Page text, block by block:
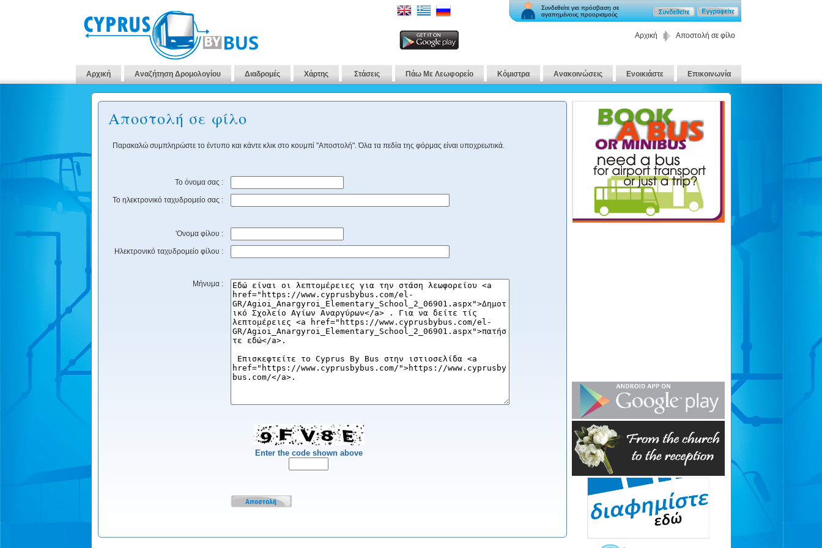
Συνδεθείτε για πρόσβαση σε
αγαπημένους προορισμούς
Αρχική Αποστολή σε φίλο
Αρχική Αναζήτηση Δρομολογίου Διαδρομές Χάρτης Στάσεις Πάω Με Λεωφορείο Κόμιστρα Ανακοινώσεις Ενοικιάστε Επικοινωνία
Αποστολή σε φίλο
Παρακαλώ συμπληρώστε το έντυπο και κάντε κλικ στο κουμπί "Αποστολή". Όλα τα πεδία της φόρμας είναι υποχρεωτικά.
Το όνομα σας :
Το ηλεκτρονικό ταχυδρομείο σας :
'Ονομα φίλου :
Ηλεκτρονικό ταχυδρομείο φίλου :
Μήνυμα :
Enter the code shown above